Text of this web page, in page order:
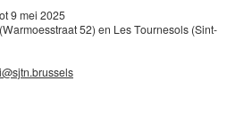
9 mei 2025
52) en Les Tournesols (Sint-